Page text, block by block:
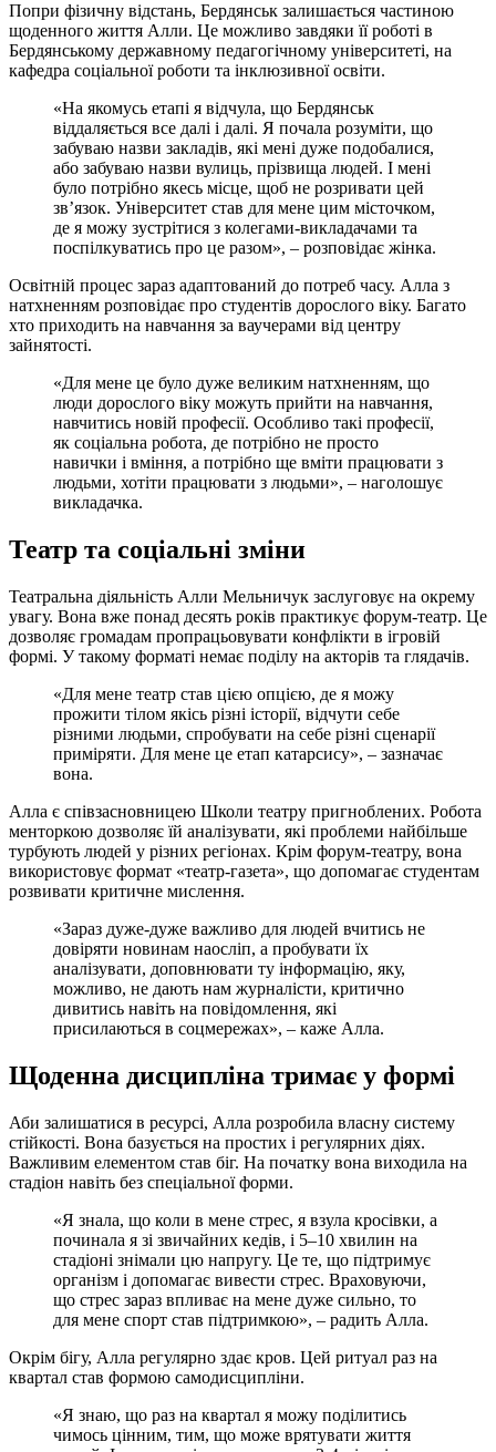
Попри фізичну відстань, Бердянськ залишається частиною
щоденного життя Алли. Це можливо завдяки її роботі в
Бердянському державному педагогічному університеті, на
кафедра соціальної роботи та інклюзивної освіти.
«На якомусь етапі я відчула, що Бердянськ
віддаляється все далі і далі. Я почала розуміти, що
забуваю назви закладів, які мені дуже подобалися,
або забуваю назви вулиць, прізвища людей. І мені
було потрібно якесь місце, щоб не розривати цей
зв’язок. Університет став для мене цим місточком,
де я можу зустрітися з колегами-викладачами та
поспілкуватись про це разом», – розповідає жінка.
Освітній процес зараз адаптований до потреб часу. Алла з
натхненням розповідає про студентів дорослого віку. Багато
хто приходить на навчання за ваучерами від центру
зайнятості.
«Для мене це було дуже великим натхненням, що
люди дорослого віку можуть прийти на навчання,
навчитись новій професії. Особливо такі професії,
як соціальна робота, де потрібно не просто
навички і вміння, а потрібно ще вміти працювати з
людьми, хотіти працювати з людьми», – наголошує
викладачка.
Театр та соціальні зміни
Театральна діяльність Алли Мельничук заслуговує на окрему
увагу. Вона вже понад десять років практикує форум-театр. Це
дозволяє громадам пропрацьовувати конфлікти в ігровій
формі. У такому форматі немає поділу на акторів та глядачів.
«Для мене театр став цією опцією, де я можу
прожити тілом якісь різні історії, відчути себе
різними людьми, спробувати на себе різні сценарії
приміряти. Для мене це етап катарсису», – зазначає
вона.
Алла є співзасновницею Школи театру пригноблених. Робота
менторкою дозволяє їй аналізувати, які проблеми найбільше
турбують людей у різних регіонах. Крім форум-театру, вона
використовує формат «театр-газета», що допомагає студентам
розвивати критичне мислення.
«Зараз дуже-дуже важливо для людей вчитись не
довіряти новинам наосліп, а пробувати їх
аналізувати, доповнювати ту інформацію, яку,
можливо, не дають нам журналісти, критично
дивитись навіть на повідомлення, які
присилаються в соцмережах», – каже Алла.
Щоденна дисципліна тримає у формі
Аби залишатися в ресурсі, Алла розробила власну систему
стійкості. Вона базується на простих і регулярних діях.
Важливим елементом став біг. На початку вона виходила на
стадіон навіть без спеціальної форми.
«Я знала, що коли в мене стрес, я взула кросівки, а
починала я зі звичайних кедів, і 5–10 хвилин на
стадіоні знімали цю напругу. Це те, що підтримує
організм і допомагає вивести стрес. Враховуючи,
що стрес зараз впливає на мене дуже сильно, то
для мене спорт став підтримкою», – радить Алла.
Окрім бігу, Алла регулярно здає кров. Цей ритуал раз на
квартал став формою самодисципліни.
«Я знаю, що раз на квартал я можу поділитись
чимось цінним, тим, що може врятувати життя